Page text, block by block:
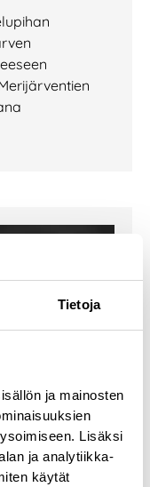
Tietoja
ja mainosten
Lisäksi
ja analytiikka-
käytät